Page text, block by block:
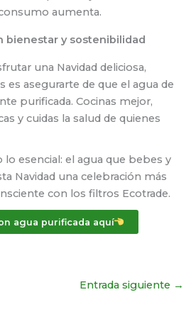
aumenta.
bienestar y sostenibilidad
una Navidad deliciosa,
es asegurarte de que el agua de
purificada. Cocinas mejor,
y cuidas la salud de quienes
lo esencial: el agua que bebes y
Navidad una celebración más
con los filtros Ecotrade.
agua purificada aquí
Entrada siguiente →